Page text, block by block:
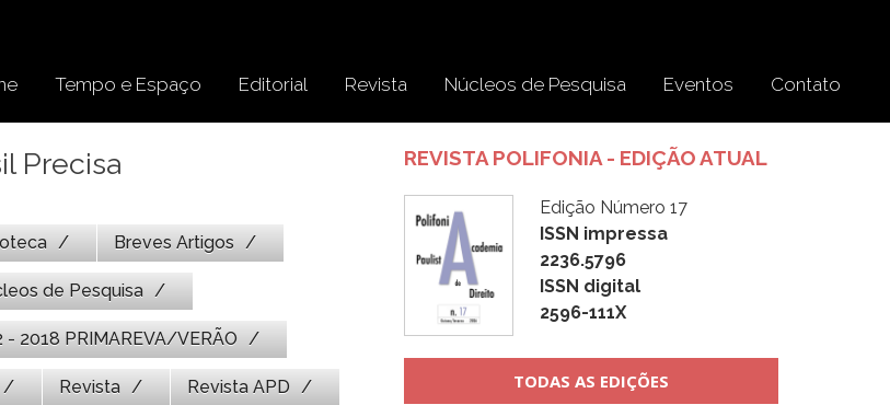
Tempo e Espaço Editorial Revista Núcleos de Pesquisa Eventos Contato
Precisa
Breves Artigos
de Pesquisa
- 2018 PRIMAREVA/VERÃO
Revista Revista APD
REVISTA POLIFONIA - EDIÇÃO ATUAL
Edição Número 17
ISSN impressa
2236.5796
ISSN digital
2596-111X
TODAS AS EDIÇÕES